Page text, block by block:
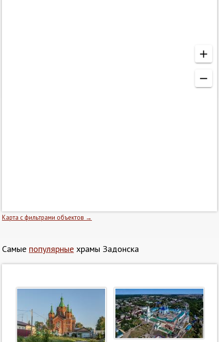
Карта с фильтрами объектов →
Самые популярные храмы Задонска